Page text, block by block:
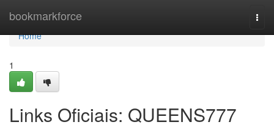
bookmarkforce
Home
Home
1
Links Oficiais: QUEENS777